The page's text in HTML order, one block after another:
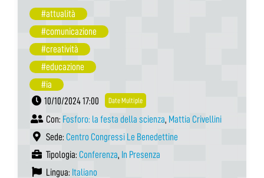
#attualità
#comunicazione
#creatività
#educazione
#ia
10/10/2024 17:00
Date Multiple
Con: Fosforo: la festa della scienza, Mattia Crivellini
Sede: Centro Congressi Le Benedettine
Tipologia: Conferenza, In Presenza
Lingua: Italiano